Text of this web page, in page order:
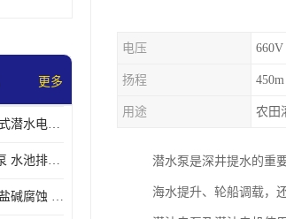
更多
津奥特 并联双浮筒式潜水电泵 矿山抢险泵 大流量卧式安装 可提供定制
高扬程不锈钢潜水泵 水池排水 变频 井用潜水电泵供应 能耗低 工厂批发
不锈钢潜海水泵 耐盐碱腐蚀 大流量 立式卧式下吸式安装 厂家定制
电压 660V
扬程 450m
用途 农田
潜水泵是深井提水的重
海水提升、轮船调载，